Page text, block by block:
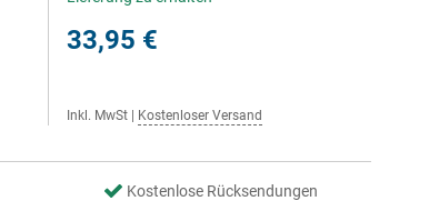
33,95 €
Inkl. MwSt Kostenloser Versand
Kostenlose Rücksendungen